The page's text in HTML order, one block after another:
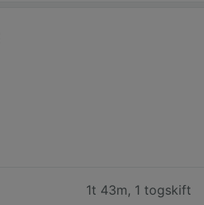
1t 43m, 1 togskift